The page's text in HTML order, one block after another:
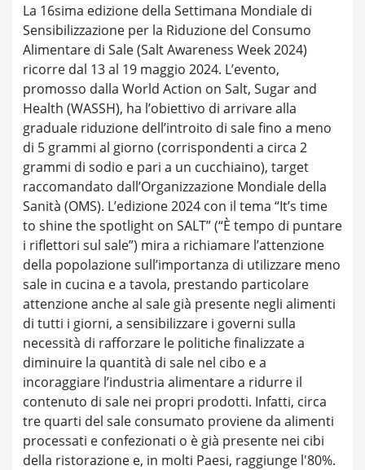
La 16sima edizione della Settimana Mondiale di
Sensibilizzazione per la Riduzione del Consumo
Alimentare di Sale (Salt Awareness Week 2024)
ricorre dal 13 al 19 maggio 2024. L’evento,
promosso dalla World Action on Salt, Sugar and
Health (WASSH), ha l’obiettivo di arrivare alla
graduale riduzione dell’introito di sale fino a meno
di 5 grammi al giorno (corrispondenti a circa 2
grammi di sodio e pari a un cucchiaino), target
raccomandato dall’Organizzazione Mondiale della
Sanità (OMS). L’edizione 2024 con il tema “It’s time
to shine the spotlight on SALT” (“Ѐ tempo di puntare
i riflettori sul sale”) mira a richiamare l’attenzione
della popolazione sull’importanza di utilizzare meno
sale in cucina e a tavola, prestando particolare
attenzione anche al sale già presente negli alimenti
di tutti i giorni, a sensibilizzare i governi sulla
necessità di rafforzare le politiche finalizzate a
diminuire la quantità di sale nel cibo e a
incoraggiare l’industria alimentare a ridurre il
contenuto di sale nei propri prodotti. Infatti, circa
tre quarti del sale consumato proviene da alimenti
processati e confezionati o è già presente nei cibi
della ristorazione e, in molti Paesi, raggiunge l'80%.